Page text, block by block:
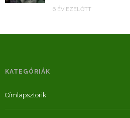
6 ÉV EZELŐTT
KATEGÓRIÁK
Címlapsztorik